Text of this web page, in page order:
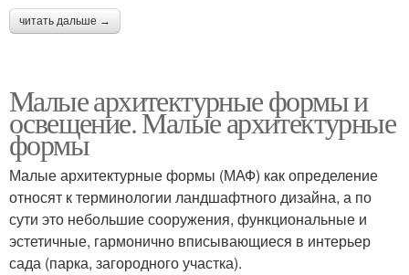
читать дальше →
Малые архитектурные формы и
освещение. Малые архитектурные
формы
Малые архитектурные формы (МАФ) как определение
относят к терминологии ландшафтного дизайна, а по
сути это небольшие сооружения, функциональные и
эстетичные, гармонично вписывающиеся в интерьер
сада (парка, загородного участка).